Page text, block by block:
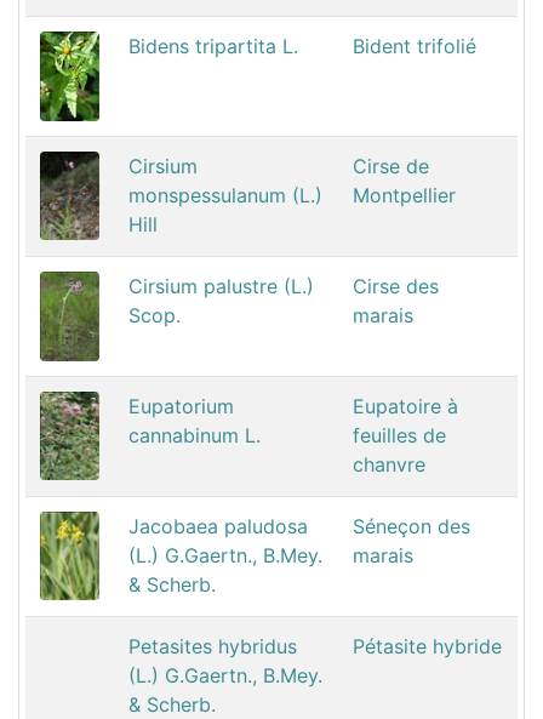
Bidens tripartita L. Bident trifolié
Cirsium
monspessulanum (L.)
Hill
Cirse de
Montpellier
Cirsium palustre (L.)
Scop.
Cirse des
marais
Eupatorium
cannabinum L.
Eupatoire à
feuilles de
chanvre
Jacobaea paludosa
(L.) G.Gaertn., B.Mey.
& Scherb.
Séneçon des
marais
Petasites hybridus
(L.) G.Gaertn., B.Mey.
& Scherb.
Pétasite hybride